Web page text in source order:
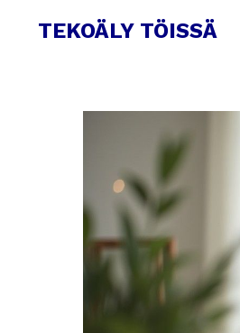
TEKOÄLY TÖISSÄ